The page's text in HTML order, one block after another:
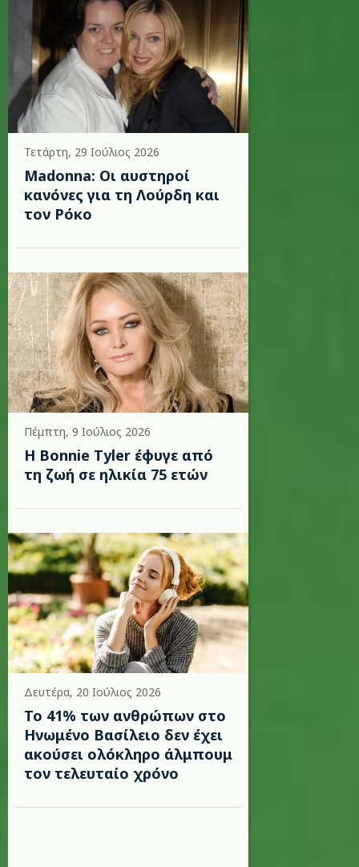
Τετάρτη, 29 Ιούλιος 2026
Madonna: Οι αυστηροί
κανόνες για τη Λούρδη και
τον Ρόκο
Πέμπτη, 9 Ιούλιος 2026
Η Bonnie Tyler έφυγε από
τη ζωή σε ηλικία 75 ετών
Δευτέρα, 20 Ιούλιος 2026
Το 41% των ανθρώπων στο
Ηνωμένο Βασίλειο δεν έχει
ακούσει ολόκληρο άλμπουμ
τον τελευταίο χρόνο